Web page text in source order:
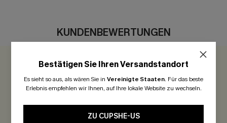
KUNDENBEWERTUNGEN
0.0
Seien Sie der Erste, der bewertet
Bestätigen Sie Ihren Versandstandort
Es sieht so aus, als wären Sie in Vereinigte Staaten. Für das beste
Erlebnis empfehlen wir Ihnen, auf Ihre lokale Website zu wechseln.
ZU CUPSHE-US